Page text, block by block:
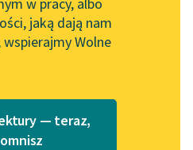
Widget Wolnych Lektur
Przypisy
Katalog w formacie PDF
jaką dają nam
Wolne
— teraz,
krzyknął ojciec.
— Bardzo możliwe,
Czytaj więcej